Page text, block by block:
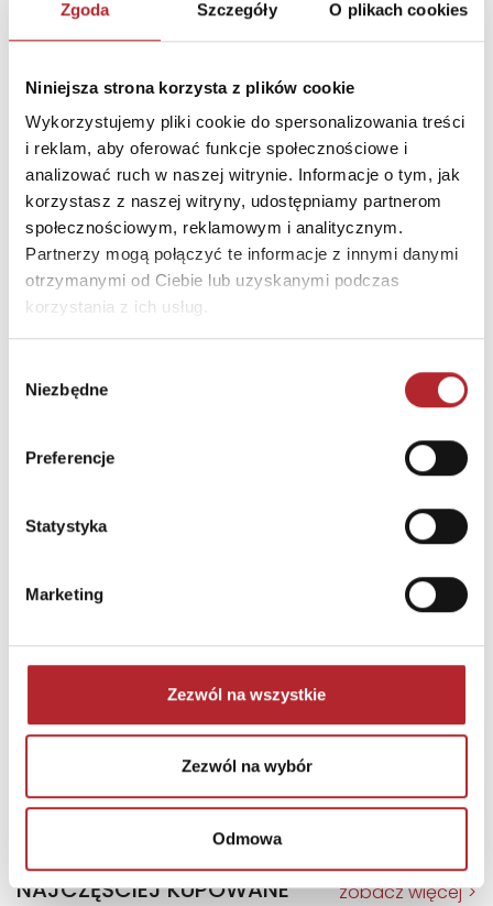
Zgoda Szczegóły O plikach cookies
Niniejsza strona korzysta z plików cookie
Wykorzystujemy pliki cookie do spersonalizowania treści
i reklam, aby oferować funkcje społecznościowe i
analizować ruch w naszej witrynie. Informacje o tym, jak
korzystasz z naszej witryny, udostępniamy partnerom
społecznościowym, reklamowym i analitycznym.
Partnerzy mogą połączyć te informacje z innymi danymi
otrzymanymi od Ciebie lub uzyskanymi podczas
korzystania z ich usług.
zgody
Niezbędne
Preferencje
Statystyka
Marketing
Zezwól na wszystkie
Zezwól na wybór
Odmowa
DANE OSOBY ODPOWIEDZIALNEJ
Nazwa
KOJAR S.C. ALEKSANDER
KOZIK I MARCIN JAROS
Ulica
ul. Kielecka 13/8
Kod pocztowy
45-401
Miasto
Opole
E-mail
biuro@kojar.pl
NAJCZĘŚCIEJ KUPOWANE zobacz więcej